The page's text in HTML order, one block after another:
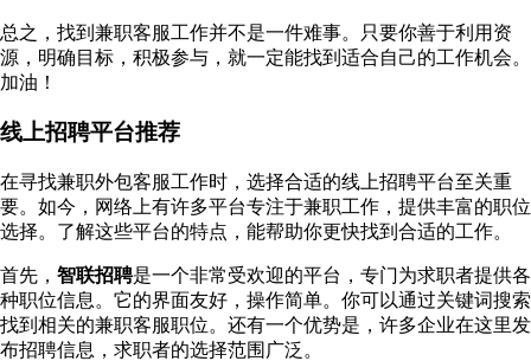
总之，找到兼职客服工作并不是一件难事。只要你善于利用资
源，明确目标，积极参与，就一定能找到适合自己的工作机会。
加油！
线上招聘平台推荐
在寻找兼职外包客服工作时，选择合适的线上招聘平台至关重
要。如今，网络上有许多平台专注于兼职工作，提供丰富的职位
选择。了解这些平台的特点，能帮助你更快找到合适的工作。
首先， 智联招聘是一个非常受欢迎的平台，专门为求职者提供各
种职位信息。它的界面友好，操作简单。你可以通过关键词搜索
找到相关的兼职客服职位。还有一个优势是，许多企业在这里发
布招聘信息，求职者的选择范围广泛。